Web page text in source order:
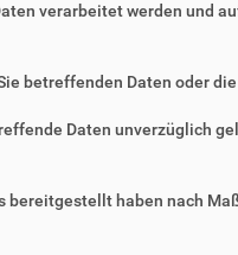
verarbeitet werden und
betreffenden Daten oder
Daten unverzüglich
haben nach